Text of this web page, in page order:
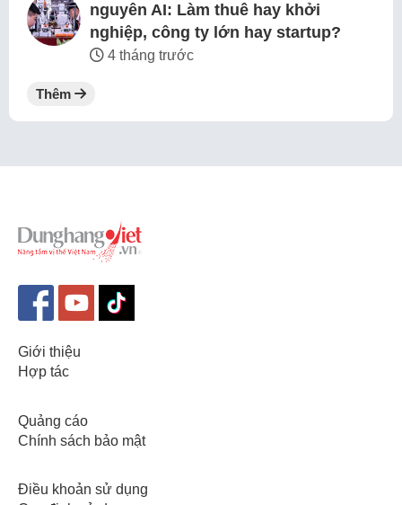
nguyên AI: Làm thuê hay khởi
nghiệp, công ty lớn hay startup?
4 tháng trước
Thêm
Giới thiệu
Hợp tác
Quảng cáo
Chính sách bảo mật
Điều khoản sử dụng